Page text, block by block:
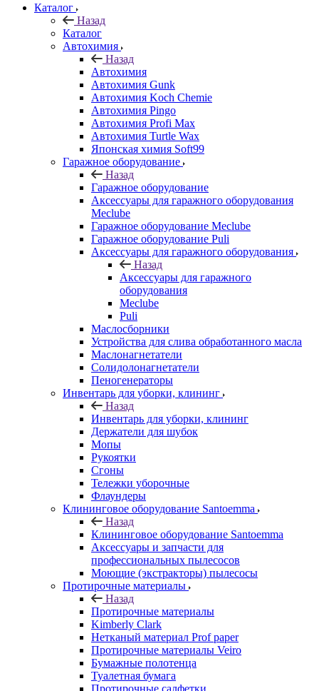
Каталог
Назад
Каталог
Автохимия
Назад
Автохимия
Автохимия Gunk
Автохимия Koch Chemie
Автохимия Pingo
Автохимия Profi Max
Автохимия Turtle Wax
Японская химия Soft99
Гаражное оборудование
Назад
Гаражное оборудование
Аксессуары для гаражного оборудования
Meclube
Гаражное оборудование Meclube
Гаражное оборудование Puli
Аксессуары для гаражного оборудования
Назад
Аксессуары для гаражного
оборудования
Meclube
Puli
Маслосборники
Устройства для слива обработанного масла
Маслонагнетатели
Солидолонагнетатели
Пеногенераторы
Инвентарь для уборки, клининг
Назад
Инвентарь для уборки, клининг
Держатели для шубок
Мопы
Рукоятки
Сгоны
Тележки уборочные
Флаундеры
Клининговое оборудование Santoemma
Назад
Клининговое оборудование Santoemma
Аксессуары и запчасти для
профессиональных пылесосов
Моющие (экстракторы) пылесосы
Протирочные материалы
Назад
Протирочные материалы
Kimberly Clark
Нетканый материал Prof paper
Протирочные материалы Veiro
Бумажные полотенца
Туалетная бумага
Протирочные салфетки